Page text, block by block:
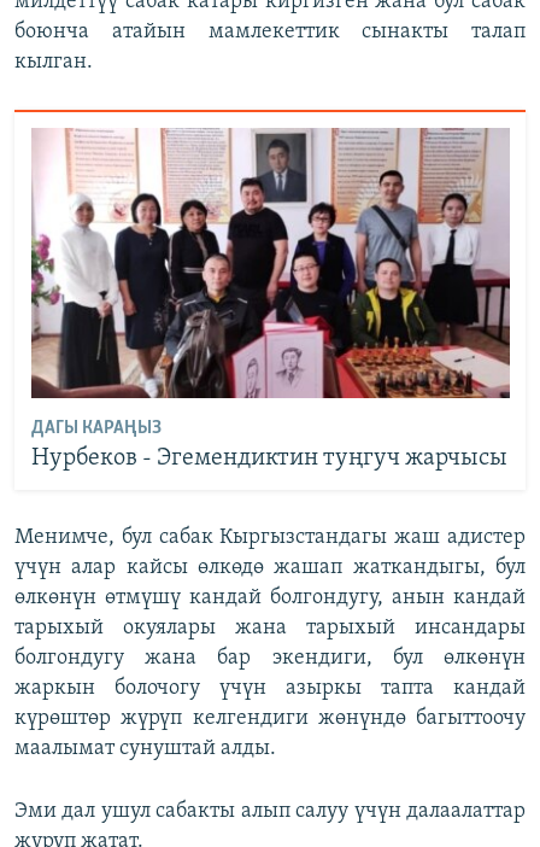
боюнча атайын мамлекеттик сынакты талап
кылган.
ДАГЫ КАРАҢЫЗ
Нурбеков - Эгемендиктин туңгуч жарчысы
Менимче, бул сабак Кыргызстандагы жаш адистер
үчүн алар кайсы өлкөдө жашап жаткандыгы, бул
өлкөнүн өтмүшү кандай болгондугу, анын кандай
тарыхый окуялары жана тарыхый инсандары
болгондугу жана бар экендиги, бул өлкөнүн
жаркын болочогу үчүн азыркы тапта кандай
күрөштөр жүрүп келгендиги жөнүндө багыттоочу
маалымат сунуштай алды.
Эми дал ушул сабакты алып салуу үчүн далаалаттар
жүрүп жатат.